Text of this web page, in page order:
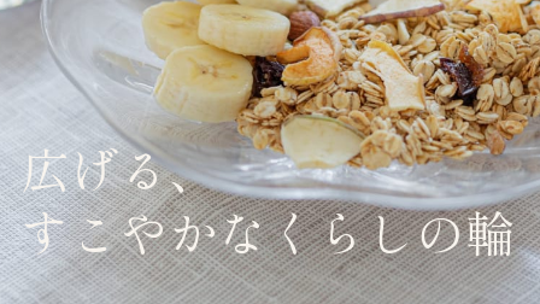
広げる、
すこやかなくらしの輪